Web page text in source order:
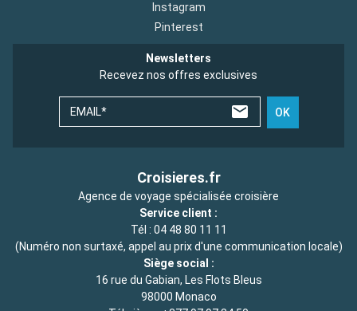
Instagram
Pinterest
Newsletters
Recevez nos offres exclusives
EMAIL* OK
Croisieres.fr
Agence de voyage spécialisée croisière
Service client :
Tél : 04 48 80 11 11
(Numéro non surtaxé, appel au prix d'une communication locale)
Siège social :
16 rue du Gabian, Les Flots Bleus
98000 Monaco